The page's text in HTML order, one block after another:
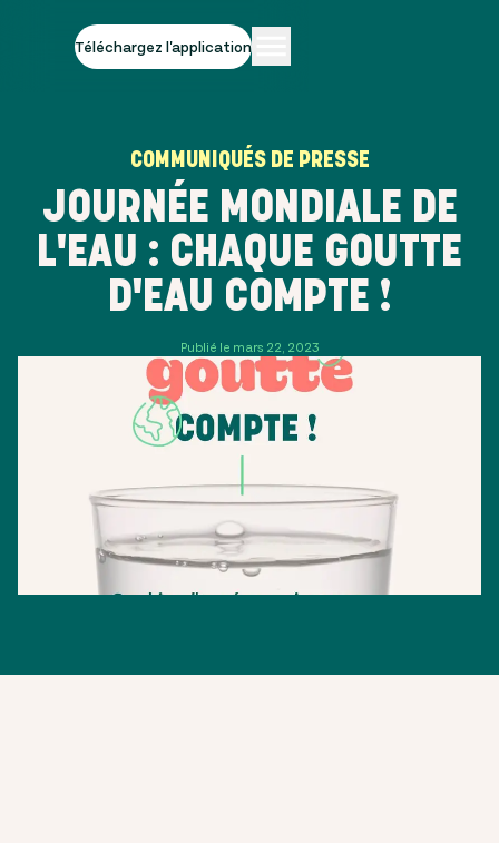
Téléchargez l'application
COMMUNIQUÉS DE PRESSE
JOURNÉE MONDIALE DE
L'EAU : CHAQUE GOUTTE
D'EAU COMPTE !
Publié le mars 22, 2023